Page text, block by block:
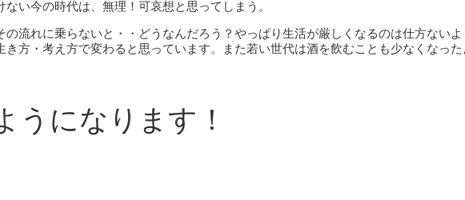
い今の時代は、無理！可哀想と思ってしまう。
流れに乗らないと・・どうなんだろう？やっぱり生活が厳しくなるのは仕方ない
方・考え方で変わると思っています。また若い世代は酒を飲むことも少なくなっ
になります！